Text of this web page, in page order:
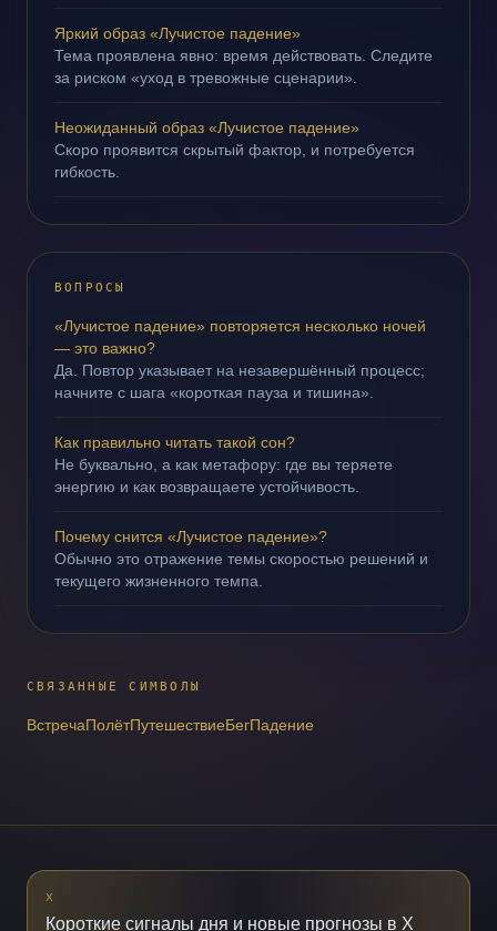
Яркий образ «Лучистое падение»
Тема проявлена явно: время действовать. Следите
за риском «уход в тревожные сценарии».
Неожиданный образ «Лучистое падение»
Скоро проявится скрытый фактор, и потребуется
гибкость.
ВОПРОСЫ
«Лучистое падение» повторяется несколько ночей
— это важно?
Да. Повтор указывает на незавершённый процесс;
начните с шага «короткая пауза и тишина».
Как правильно читать такой сон?
Не буквально, а как метафору: где вы теряете
энергию и как возвращаете устойчивость.
Почему снится «Лучистое падение»?
Обычно это отражение темы скоростью решений и
текущего жизненного темпа.
СВЯЗАННЫЕ СИМВОЛЫ
ВстречаПолётПутешествиеБегПадение
X
Короткие сигналы дня и новые прогнозы в X